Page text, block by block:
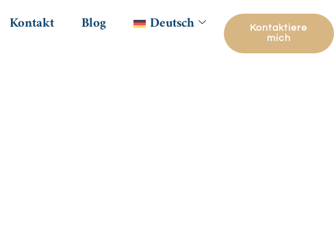
Kontakt Blog Deutsch
Kontaktiere
mich